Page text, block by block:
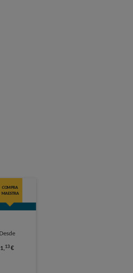
COMPRA
MAESTRA
Desde
1,13€